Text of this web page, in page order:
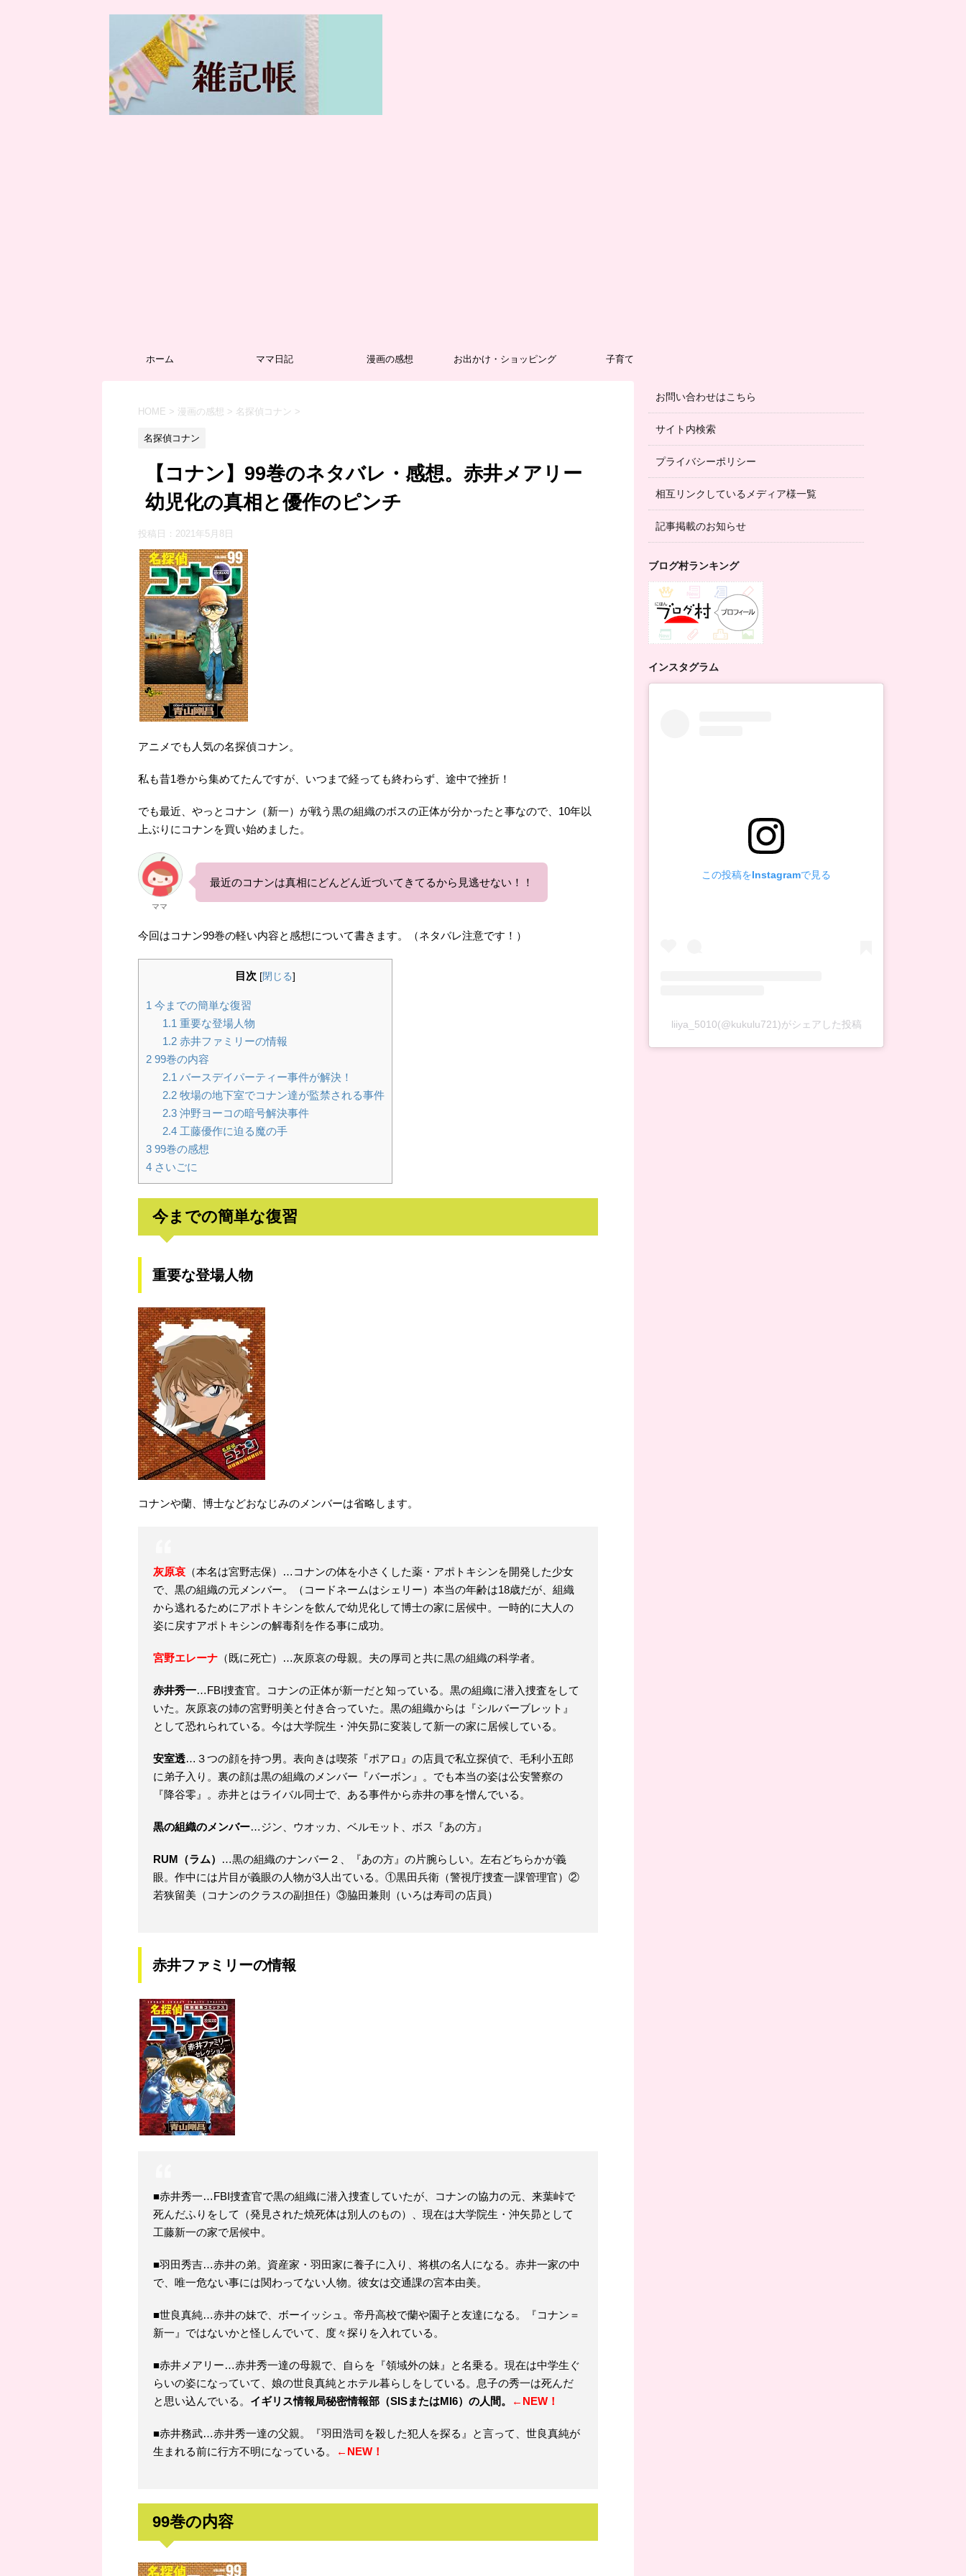
ホーム ママ日記 漫画の感想 お出かけ・ショッピング 子育て
HOME > 漫画の感想 > 名探偵コナン >
名探偵コナン
【コナン】99巻のネタバレ・感想。赤井メアリー
幼児化の真相と優作のピンチ
投稿日： 2021年5月8日
アニメでも人気の名探偵コナン。
私も昔1巻から集めてたんですが、いつまで経っても終わらず、途中で挫折！
でも最近、やっとコナン（新一）が戦う黒の組織のボスの正体が分かったと事なので、10年以
上ぶりにコナンを買い始めました。
ママ
最近のコナンは真相にどんどん近づいてきてるから見逃せない！！
今回はコナン99巻の軽い内容と感想について書きます。（ネタバレ注意です！）
目次 [閉じる]
1 今までの簡単な復習
1.1 重要な登場人物
1.2赤井ファミリーの情報
2 99巻の内容
2.1 バースデイパーティー事件が解決！
2.2牧場の地下室でコナン達が監禁される事件
2.3沖野ヨーコの暗号解決事件
2.4工藤優作に迫る魔の手
3 99巻の感想
4 さいごに
今までの簡単な復習
重要な登場人物
コナンや蘭、博士などおなじみのメンバーは省略します。
灰原哀 （本名は宮野志保）…コナンの体を小さくした薬・アポトキシンを開発した少女
で、黒の組織の元メンバー。（コードネームはシェリー）本当の年齢は18歳だが、組織
から逃れるためにアポトキシンを飲んで幼児化して博士の家に居候中。一時的に大人の
姿に戻すアポトキシンの解毒剤を作る事に成功。
宮野エレーナ （既に死亡）…灰原哀の母親。夫の厚司と共に黒の組織の科学者。
赤井秀一…FBI捜査官。コナンの正体が新一だと知っている。黒の組織に潜入捜査をして
いた。灰原哀の姉の宮野明美と付き合っていた。黒の組織からは『シルバーブレット』
として恐れられている。今は大学院生・沖矢昴に変装して新一の家に居候している。
安室透…３つの顔を持つ男。表向きは喫茶『ポアロ』の店員で私立探偵で、毛利小五郎
に弟子入り。裏の顔は黒の組織のメンバー『バーボン』。でも本当の姿は公安警察の
『降谷零』。赤井とはライバル同士で、ある事件から赤井の事を憎んでいる。
黒の組織のメンバー…ジン、ウオッカ、ベルモット、ボス『あの方』
RUM（ラム）
…黒の組織のナンバー２、『あの方』の片腕らしい。左右どちらかが義
眼。作中には片目が義眼の人物が3人出ている。①黒田兵衛（警視庁捜査一課管理官）②
若狭留美（コナンのクラスの副担任）③脇田兼則（いろは寿司の店員）
赤井ファミリーの情報
■赤井秀一…FBI捜査官で黒の組織に潜入捜査していたが、コナンの協力の元、来葉峠で
死んだふりをして（発見された焼死体は別人のもの）、現在は大学院生・沖矢昴として
工藤新一の家で居候中。
■羽田秀吉…赤井の弟。資産家・羽田家に養子に入り、将棋の名人になる。赤井一家の中
で、唯一危ない事には関わってない人物。彼女は交通課の宮本由美。
■世良真純…赤井の妹で、ボーイッシュ。帝丹高校で蘭や園子と友達になる。『コナン＝
新一』ではないかと怪しんでいて、度々探りを入れている。
■赤井メアリー…赤井秀一達の母親で、自らを『領域外の妹』と名乗る。現在は中学生ぐ
らいの姿になっていて、娘の世良真純とホテル暮らしをしている。息子の秀一は死んだ
と思い込んでいる。 イギリス情報局秘密情報部（SISまたはMI6）の人間。 ←NEW！
■赤井務武…赤井秀一達の父親。『羽田浩司を殺した犯人を探る』と言って、世良真純が
生まれる前に行方不明になっている。
←NEW！
99巻の内容
お問い合わせはこちら
サイト内検索
プライバシーポリシー
相互リンクしているメディア様一覧
記事掲載のお知らせ
ブログ村ランキング
インスタグラム
この投稿をInstagramで見る
liiya_5010(@kukulu721)がシェアした投稿